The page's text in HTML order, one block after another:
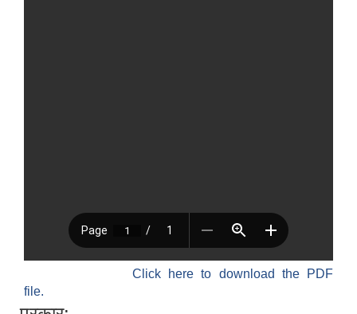
Click here to download the PDF
file.